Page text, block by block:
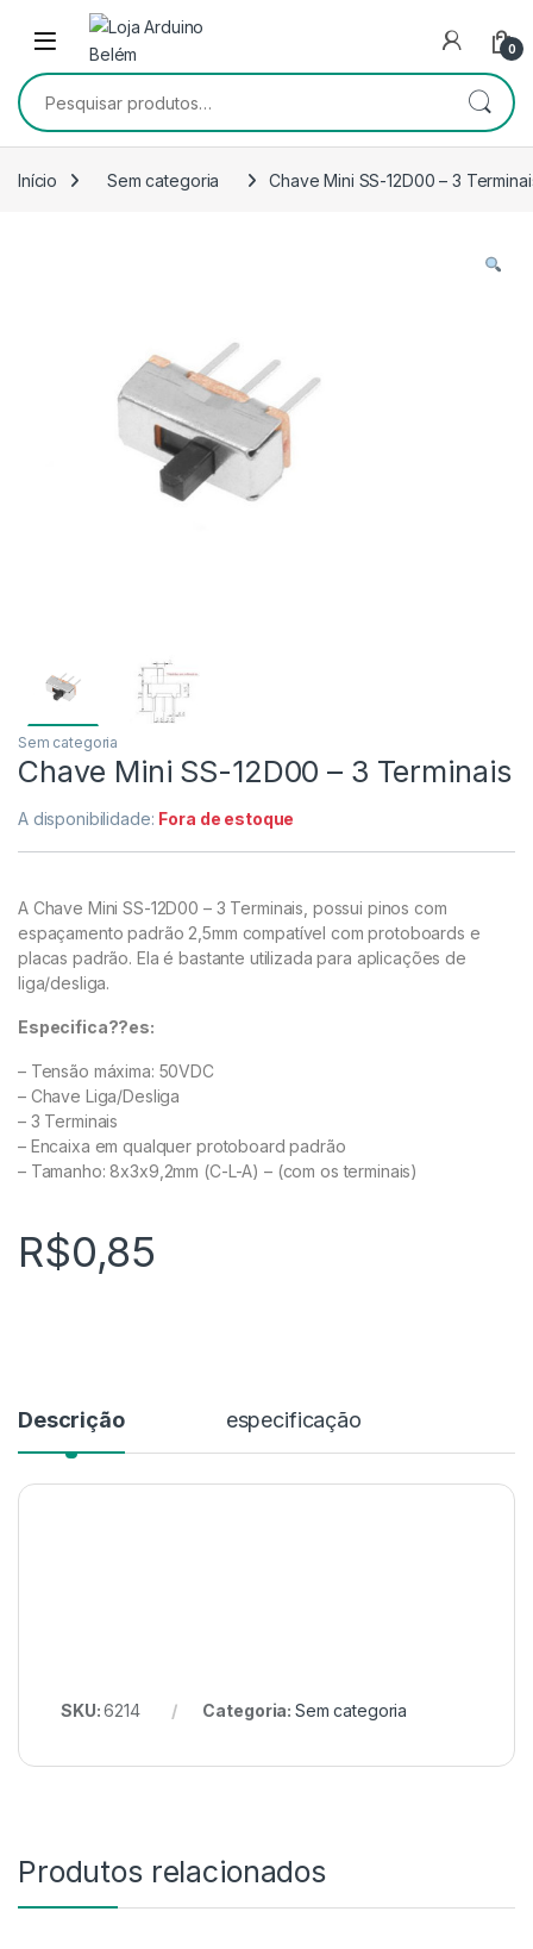
Escape para a navegação
Escape para Conteúdo
0
Pesquisar por:
Início Sem categoria Chave Mini SS-12D00 – 3
Sem categoria
Chave Mini SS-12D00 – 3 Terminais
A disponibilidade: Fora de estoque
A Chave Mini SS-12D00 – 3 Terminais, possui pinos com
espaçamento padrão 2,5mm compatível com protoboards e
placas padrão. Ela é bastante utilizada para aplicações de
liga/desliga.
Especifica??es:
– Tensão máxima: 50VDC
– Chave Liga/Desliga
– 3 Terminais
– Encaixa em qualquer protoboard padrão
– Tamanho: 8x3x9,2mm (C-L-A) – (com os terminais)
R$0,85
Descrição especificação
SKU:6214 Categoria: Sem categoria
Produtos relacionados